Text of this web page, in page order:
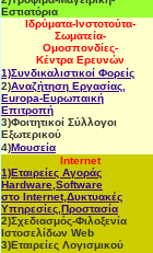
Εστιατόρια
Ιδρύματα-Ινστοτούτα-
Σωματεία-
Ομοσπονδίες-
Κέντρα Ερευνών
1)Συνδικαλιστικοί Φορείς
2)Αναζήτηση Εργασίας,
Εuropa-Ευρωπαική
Επιτροπή
3)Φοιτητικοί Σύλλογοι
Εξωτερικού
4)Μουσεία
Internet
1)Εταιρείες Αγοράς
Hardware,Software
στο Internet,Δυκτυακές
Υπηρεσίες,Προστασία
2)Σχεδιασμός-Φιλοξενία
Iστοσελίδων Web
3)Εταιρείες Λογισμικού